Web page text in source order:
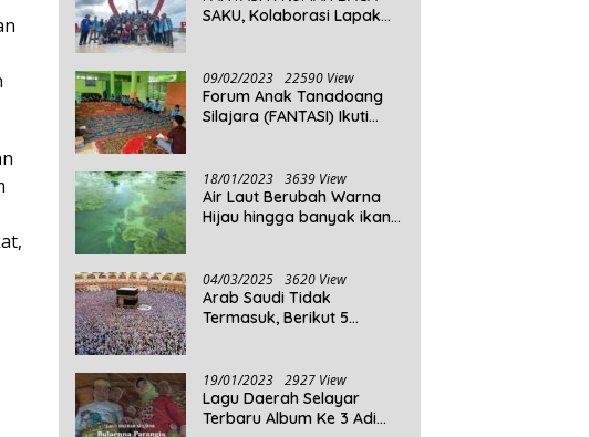
SAKU, Kolaborasi Lapak
09/02/2023 22590 View
Forum Anak Tanadoang
Silajara (FANTASI) Ikuti
18/01/2023 3639 View
Air Laut Berubah Warna
Hijau hingga banyak ikan
04/03/2025 3620 View
Arab Saudi Tidak
Termasuk, Berikut 5
Dunia Tahun 2025
19/01/2023 2927 View
Lagu Daerah Selayar
Terbaru Album Ke 3 Adi